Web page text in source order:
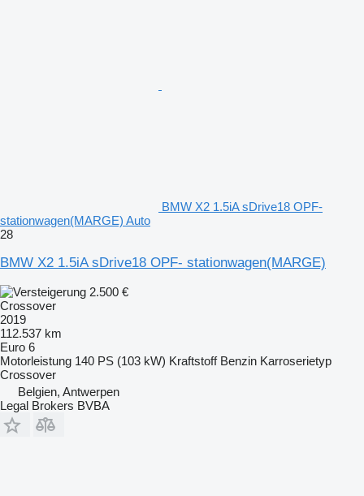
BMW X2 1.5iA sDrive18 OPF-
stationwagen(MARGE) Auto
28
BMW X2 1.5iA sDrive18 OPF- stationwagen(MARGE)
2.500 €
Crossover
2019
112.537 km
Euro 6
Motorleistung 140 PS (103 kW) Kraftstoff Benzin Karroserietyp
Crossover
Belgien, Antwerpen
Legal Brokers BVBA